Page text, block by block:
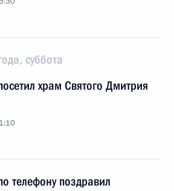
суббота
храм Святого Дмитрия
телефону поздравил